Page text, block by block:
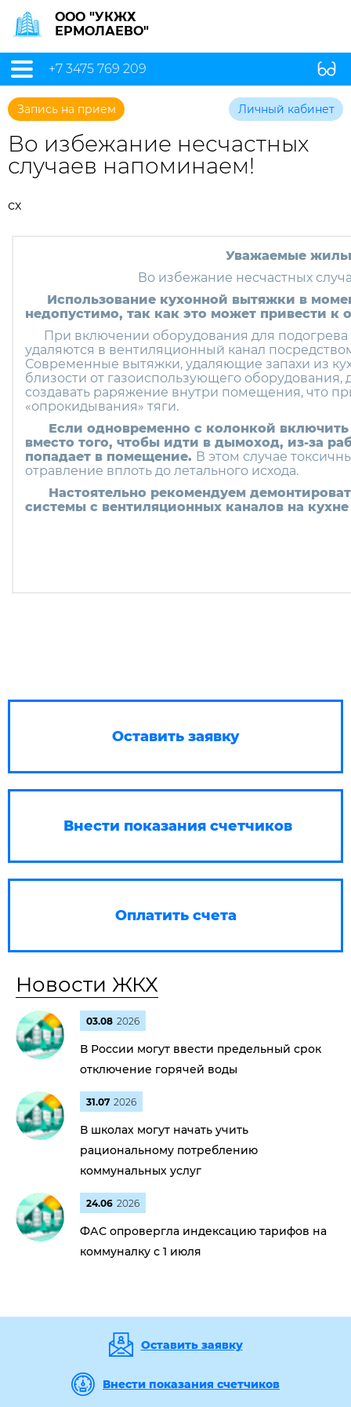
ООО "УКЖХ
ЕРМОЛАЕВО"
+7 3475 769 209
Запись на прием Личный кабинет
Во избежание несчастных
случаев напоминаем!
сх
Уважаемые
Во избежание несчастных
Использование кухонной вытяжки в
недопустимо, так как это может привести к
При включении оборудования для подогрева
удаляются в вентиляционный канал
Современные вытяжки, удаляющие запахи из
близости от газоиспользующего
создавать раpяжение внутри помещения, что
«опрокидывания» тяги.
Если одновременно с колонкой включить
вместо того, чтобы идти в дымоход, из-за
попадает в помещение. В этом случае
отравление вплоть до летального исхода.
Настоятельно рекомендуем
системы с вентиляционных каналов на
Оставить заявку
Внести показания счетчиков
Оплатить счета
Новости ЖКХ
03.08 2026
В России могут ввести предельный срок
отключение горячей воды
31.07 2026
В школах могут начать учить
рациональному потреблению
коммунальных услуг
24.06 2026
ФАС опровергла индексацию тарифов на
коммуналку с 1 июля
Оставить заявку
Внести показания счетчиков